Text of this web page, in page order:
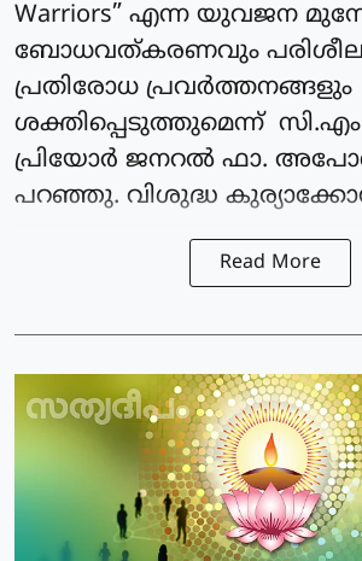
Warriors” എന്ന യുവജന
ബോധവത്കരണവും
പ്രതിരോധ പ്രവർത്തനങ്ങളും
ശക്തിപ്പെടുത്തുമെന്ന്
പ്രിയോർ ജനറൽ ഫാ.
പറഞ്ഞു. വിശുദ്ധ
Read More